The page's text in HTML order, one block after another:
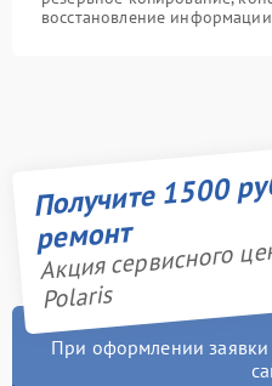
восстановление
Получите 1500
ремонт
Акция сервисного
Polaris
При оформлении заявки